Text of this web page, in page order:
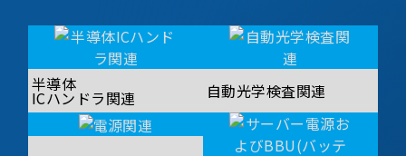
半導体
ICハンドラ関連 自動光学検査関連